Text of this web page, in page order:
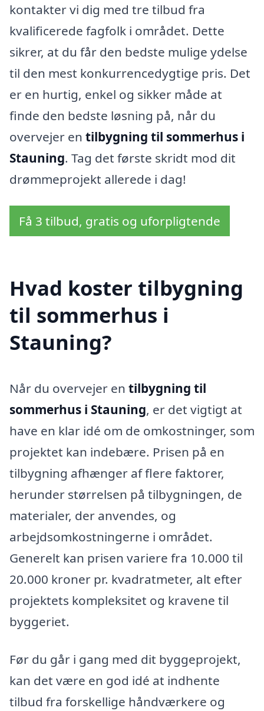
kontakter vi dig med tre tilbud fra
kvalificerede fagfolk i området. Dette
sikrer, at du får den bedste mulige ydelse
til den mest konkurrencedygtige pris. Det
er en hurtig, enkel og sikker måde at
finde den bedste løsning på, når du
overvejer en tilbygning til sommerhus i
Stauning. Tag det første skridt mod dit
drømmeprojekt allerede i dag!
Få 3 tilbud, gratis og uforpligtende
Hvad koster tilbygning
til sommerhus i
Stauning?
Når du overvejer en tilbygning til
sommerhus i Stauning, er det vigtigt at
have en klar idé om de omkostninger, som
projektet kan indebære. Prisen på en
tilbygning afhænger af flere faktorer,
herunder størrelsen på tilbygningen, de
materialer, der anvendes, og
arbejdsomkostningerne i området.
Generelt kan prisen variere fra 10.000 til
20.000 kroner pr. kvadratmeter, alt efter
projektets kompleksitet og kravene til
byggeriet.
Før du går i gang med dit byggeprojekt,
kan det være en god idé at indhente
tilbud fra forskellige håndværkere og